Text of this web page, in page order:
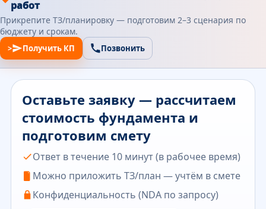
работ
Прикрепите ТЗ/планировку — подготовим 2–3 сценария по
бюджету и срокам.
> Получить КП Позвонить
Оставьте заявку — рассчитаем
стоимость фундамента и
подготовим смету
Ответ в течение 10 минут (в рабочее время)
Можно приложить ТЗ/план — учтём в смете
Конфиденциальность (NDA по запросу)